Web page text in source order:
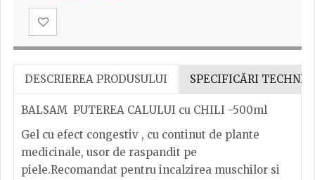
DESCRIEREA PRODUSULUI SPECIFICĂRI
BALSAM PUTEREA CALULUI cu CHILI -500ml
Gel cu efect congestiv , cu continut de plante
medicinale, usor de raspandit pe
piele.Recomandat pentru incalzirea muschilor si